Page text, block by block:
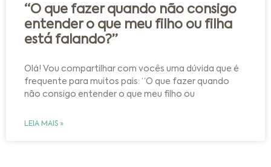
“O que fazer quando não consigo
entender o que meu filho ou filha
está falando?”
Olá! Vou compartilhar com vocês uma dúvida que é
frequente para muitos pais: “O que fazer quando
não consigo entender o que meu filho ou
LEIA MAIS »